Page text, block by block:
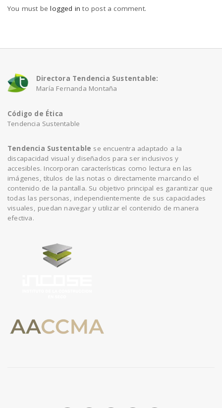
You must belogged in to post a comment.
Directora Tendencia Sustentable:
María Fernanda Montaña
Código de Ética
Tendencia Sustentable
Tendencia Sustentable se encuentra adaptado a la
discapacidad visual y diseñados para ser inclusivos y
accesibles. Incorporan características como lectura en las
imágenes, títulos de las notas o directamente marcando el
contenido de la pantalla. Su objetivo principal es garantizar que
todas las personas, independientemente de sus capacidades
visuales, puedan navegar y utilizar el contenido de manera
efectiva.